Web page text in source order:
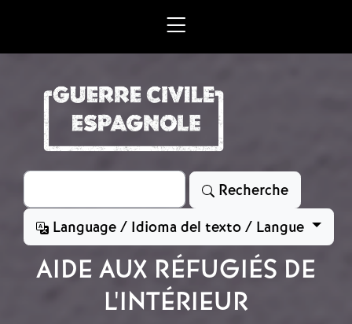
Rechercher
Recherche
Language / Idioma del texto / Langue
AIDE AUX RÉFUGIÉS DE
L'INTÉRIEUR